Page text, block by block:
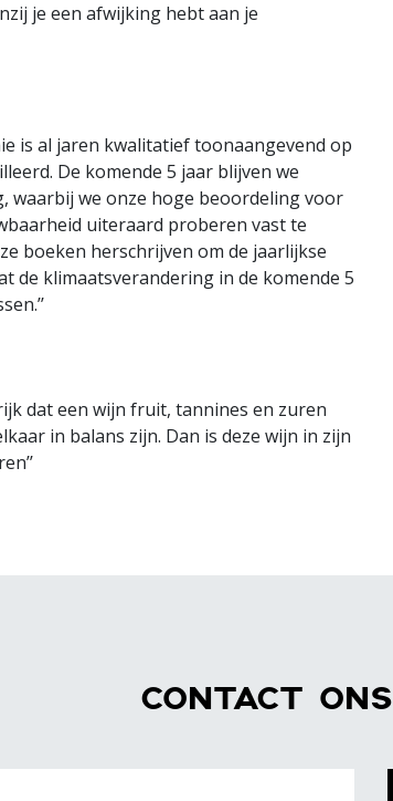
je een afwijking hebt aan je
is al jaren kwalitatief toonaangevend op
De komende 5 jaar blijven we
waarbij we onze hoge beoordeling voor
uiteraard proberen vast te
boeken herschrijven om de jaarlijkse
de klimaatsverandering in de komende 5
dat een wijn fruit, tannines en zuren
in balans zijn. Dan is deze wijn in zijn
CONTACT ONS